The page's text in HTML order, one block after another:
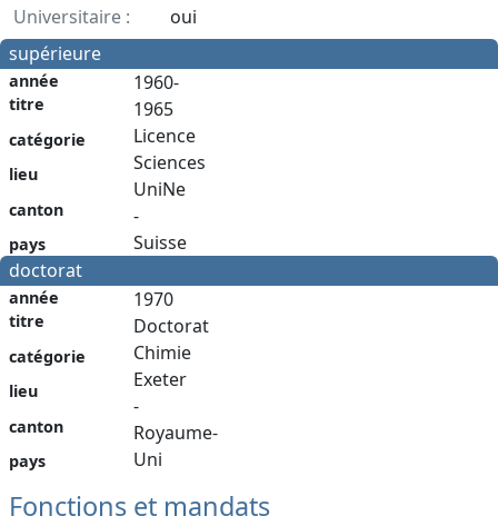
Universitaire :
oui
supérieure
année
titre
catégorie
lieu
canton
pays
1960-
1965
Licence
Sciences
UniNe
-
Suisse
doctorat
année
titre
catégorie
lieu
canton
pays
1970
Doctorat
Chimie
Exeter
-
Royaume-
Uni
Fonctions et mandats